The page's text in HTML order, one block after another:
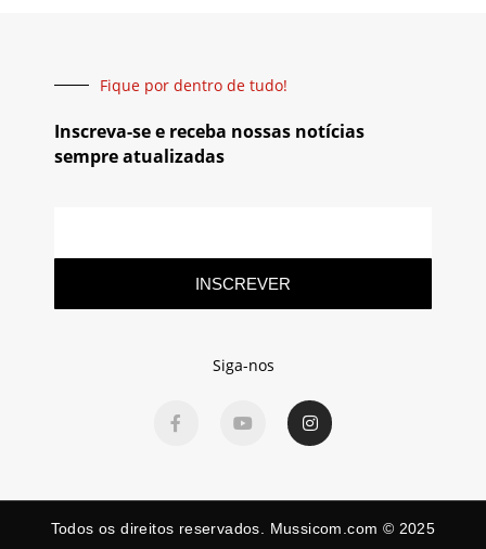
Fique por dentro de tudo!
Inscreva-se e receba nossas notícias
sempre atualizadas
INSCREVER
Siga-nos
Todos os direitos reservados. Mussicom.com © 2025